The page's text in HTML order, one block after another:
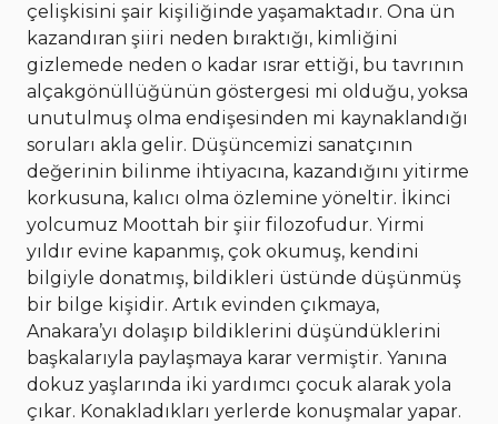
çelişkisini şair kişiliğinde yaşamaktadır. Ona ün
kazandıran şiiri neden bıraktığı, kimliğini
gizlemede neden o kadar ısrar ettiği, bu tavrının
alçakgönüllüğünün göstergesi mi olduğu, yoksa
unutulmuş olma endişesinden mi kaynaklandığı
soruları akla gelir. Düşüncemizi sanatçının
değerinin bilinme ihtiyacına, kazandığını yitirme
korkusuna, kalıcı olma özlemine yöneltir. İkinci
yolcumuz Moottah bir şiir filozofudur. Yirmi
yıldır evine kapanmış, çok okumuş, kendini
bilgiyle donatmış, bildikleri üstünde düşünmüş
bir bilge kişidir. Artık evinden çıkmaya,
Anakara’yı dolaşıp bildiklerini düşündüklerini
başkalarıyla paylaşmaya karar vermiştir. Yanına
dokuz yaşlarında iki yardımcı çocuk alarak yola
çıkar. Konakladıkları yerlerde konuşmalar yapar.